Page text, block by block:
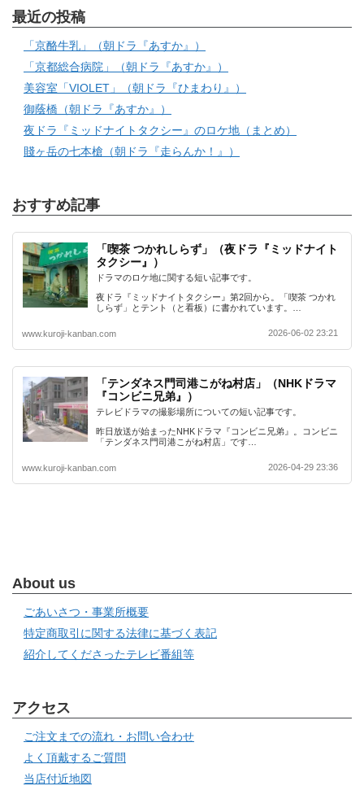
最近の投稿
「京酪牛乳」（朝ドラ『あすか』）
「京都総合病院」（朝ドラ『あすか』）
美容室「VIOLET」（朝ドラ『ひまわり』）
御蔭橋（朝ドラ『あすか』）
夜ドラ『ミッドナイトタクシー』のロケ地（まとめ）
賤ヶ岳の七本槍（朝ドラ『走らんか！』）
おすすめ記事
「喫茶 つかれしらず」（夜ドラ『ミッドナイト
タクシー』）
ドラマのロケ地に関する短い記事です。
夜ドラ『ミッドナイトタクシー』第2回から。「喫茶 つかれ
しらず」とテント（と看板）に書かれています。…
www.kuroji-kanban.com 2026-06-02 23:21
「テンダネス門司港こがね村店」（NHKドラマ
『コンビニ兄弟』）
テレビドラマの撮影場所についての短い記事です。
昨日放送が始まったNHKドラマ『コンビニ兄弟』。コンビニ
「テンダネス門司港こがね村店」です…
www.kuroji-kanban.com 2026-04-29 23:36
About us
ごあいさつ・事業所概要
特定商取引に関する法律に基づく表記
紹介してくださったテレビ番組等
アクセス
ご注文までの流れ・お問い合わせ
よく頂戴するご質問
当店付近地図